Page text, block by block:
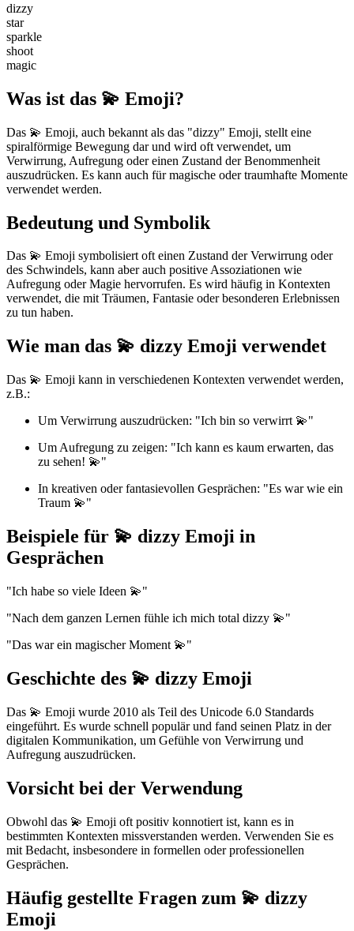
dizzy
star
sparkle
shoot
magic
Was ist das 💫 Emoji?
Das 💫 Emoji, auch bekannt als das "dizzy" Emoji, stellt eine
spiralförmige Bewegung dar und wird oft verwendet, um
Verwirrung, Aufregung oder einen Zustand der Benommenheit
auszudrücken. Es kann auch für magische oder traumhafte Momente
verwendet werden.
Bedeutung und Symbolik
Das 💫 Emoji symbolisiert oft einen Zustand der Verwirrung oder
des Schwindels, kann aber auch positive Assoziationen wie
Aufregung oder Magie hervorrufen. Es wird häufig in Kontexten
verwendet, die mit Träumen, Fantasie oder besonderen Erlebnissen
zu tun haben.
Wie man das 💫 dizzy Emoji verwendet
Das 💫 Emoji kann in verschiedenen Kontexten verwendet werden,
z.B.:
Um Verwirrung auszudrücken: "Ich bin so verwirrt 💫"
Um Aufregung zu zeigen: "Ich kann es kaum erwarten, das
zu sehen! 💫"
In kreativen oder fantasievollen Gesprächen: "Es war wie ein
Traum 💫"
Beispiele für 💫 dizzy Emoji in
Gesprächen
"Ich habe so viele Ideen 💫"
"Nach dem ganzen Lernen fühle ich mich total dizzy 💫"
"Das war ein magischer Moment 💫"
Geschichte des 💫 dizzy Emoji
Das 💫 Emoji wurde 2010 als Teil des Unicode 6.0 Standards
eingeführt. Es wurde schnell populär und fand seinen Platz in der
digitalen Kommunikation, um Gefühle von Verwirrung und
Aufregung auszudrücken.
Vorsicht bei der Verwendung
Obwohl das 💫 Emoji oft positiv konnotiert ist, kann es in
bestimmten Kontexten missverstanden werden. Verwenden Sie es
mit Bedacht, insbesondere in formellen oder professionellen
Gesprächen.
Häufig gestellte Fragen zum 💫 dizzy
Emoji